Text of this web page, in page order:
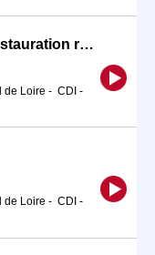
Manager de point de vente en restauration rapide (H/F)
de Loire - CDI -
de Loire - CDI -